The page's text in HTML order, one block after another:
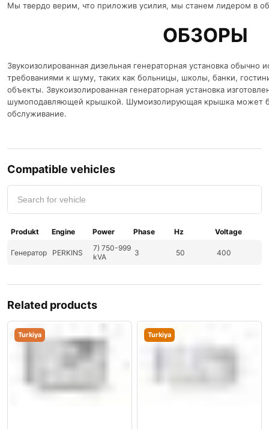
Мы твердо верим, что приложив усилия, мы станем лидером в
ОБЗОРЫ
Звукоизолированная дизельная генераторная установка обычно
требованиями к шуму, таких как больницы, школы, банки,
объекты. Звукоизолированная генераторная установка
шумоподавляющей крышкой. Шумоизолирующая крышка может
обслуживание.
Compatible vehicles
Produkt Engine Power Phase Hz Voltage
Генератор PERKINS
7) 750-999
kVA
3 50 400
Related products
Turkiya Turkiya